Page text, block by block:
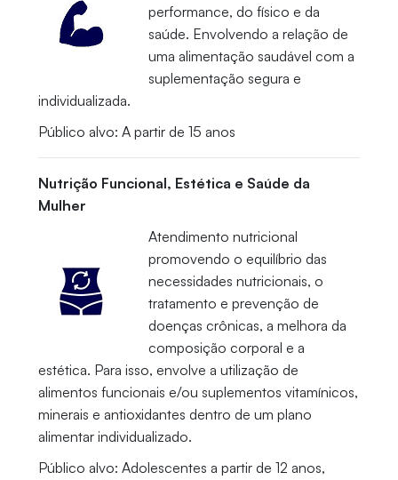
performance, do físico e da
saúde. Envolvendo a relação de
uma alimentação saudável com a
suplementação segura e
individualizada.
Público alvo: A partir de 15 anos
Nutrição Funcional, Estética e Saúde da
Mulher
Atendimento nutricional
promovendo o equilíbrio das
necessidades nutricionais, o
tratamento e prevenção de
doenças crônicas, a melhora da
composição corporal e a
estética. Para isso, envolve a utilização de
alimentos funcionais e/ou suplementos vitamínicos,
minerais e antioxidantes dentro de um plano
alimentar individualizado.
Público alvo: Adolescentes a partir de 12 anos,